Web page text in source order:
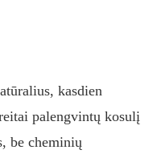
kasdien
palengvintų kosulį
be cheminių